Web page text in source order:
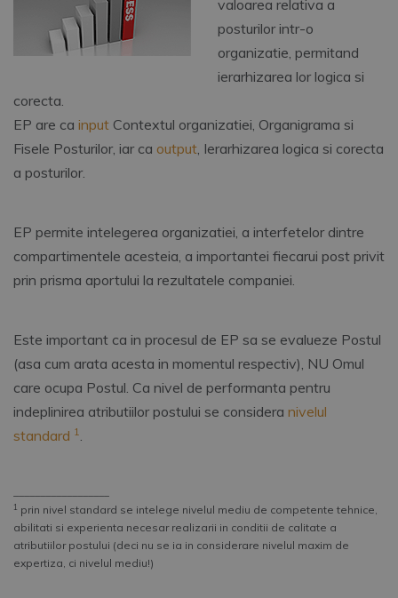
valoarea relativa a
posturilor intr-o
organizatie, permitand
ierarhizarea lor logica si
corecta.
EP are ca input Contextul organizatiei, Organigrama si
Fisele Posturilor, iar ca output, Ierarhizarea logica si corecta
a posturilor.
EP permite intelegerea organizatiei, a interfetelor dintre
compartimentele acesteia, a importantei fiecarui post privit
prin prisma aportului la rezultatele companiei.
Este important ca in procesul de EP sa se evalueze Postul
(asa cum arata acesta in momentul respectiv), NU Omul
care ocupa Postul. Ca nivel de performanta pentru
indeplinirea atributiilor postului se considera nivelul
standard 1.
1 prin nivel standard se intelege nivelul mediu de competente tehnice,
abilitati si experienta necesar realizarii in conditii de calitate a
atributiilor postului (deci nu se ia in considerare nivelul maxim de
expertiza, ci nivelul mediu!)